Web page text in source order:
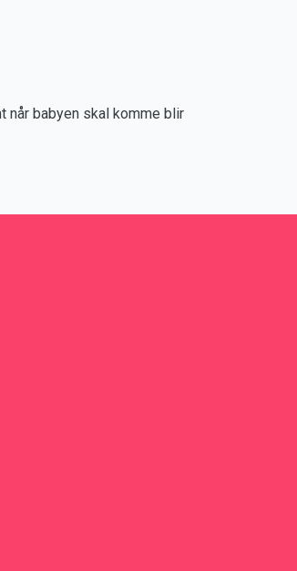
når babyen skal komme blir